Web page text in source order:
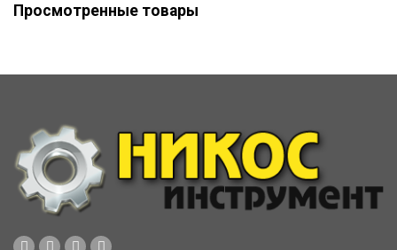
Просмотренные товары